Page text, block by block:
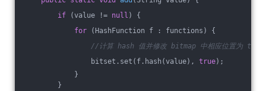
if (value != null ) {
for (HashFunction f : functions) {
//计算 hash 值并修改 bitmap 中相应位置为 true
bitset.set(f.hash(value), true);
}
}